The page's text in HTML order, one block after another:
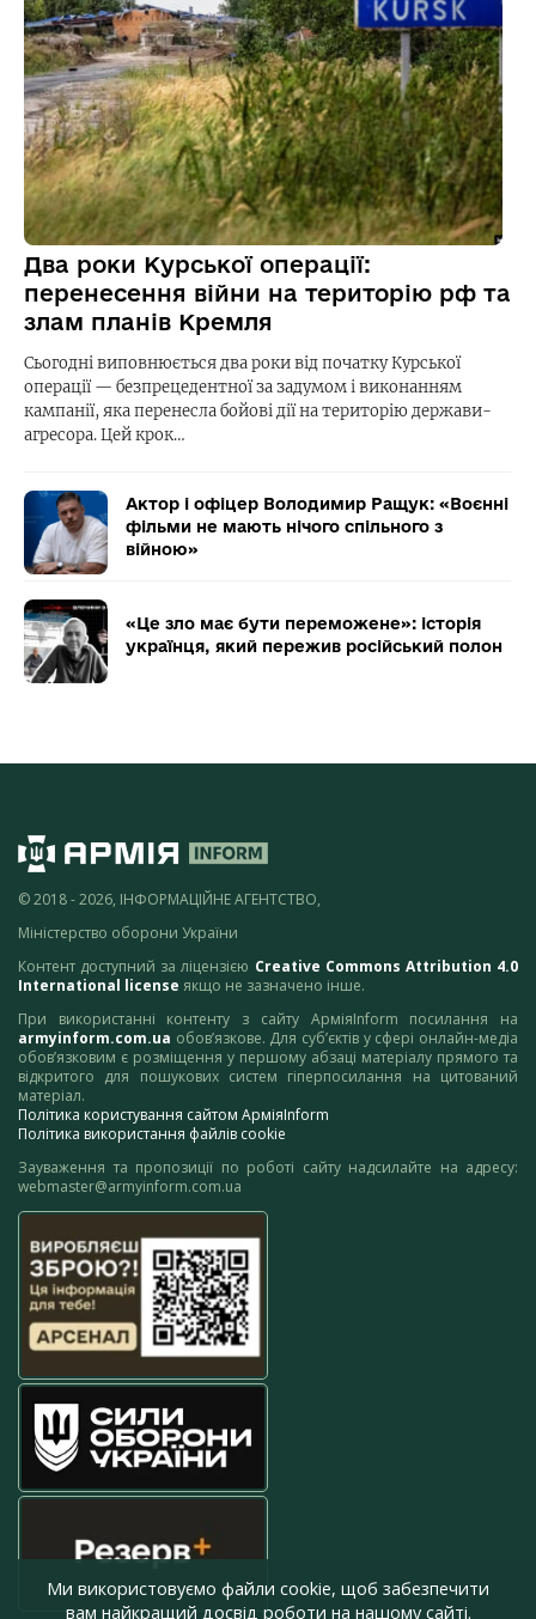
Два роки Курської операції:
перенесення війни на територію рф та
злам планів Кремля
Сьогодні виповнюється два роки від початку Курської
операції — безпрецедентної за задумом і виконанням
кампанії, яка перенесла бойові дії на територію держави-
агресора. Цей крок…
Актор і офіцер Володимир Ращук: «Воєнні
фільми не мають нічого спільного з
війною»
«Це зло має бути переможене»: історія
українця, який пережив російський полон
© 2018 - 2026, ІНФОРМАЦІЙНЕ АГЕНТСТВО,
Міністерство оборони України
Контент доступний за ліцензією Creative Commons Attribution 4.0
International license якщо не зазначено інше.
При використанні контенту з сайту АрміяInform посилання на
armyinform.com.ua обов’язкове. Для суб’єктів у сфері онлайн-медіа
обов’язковим є розміщення у першому абзаці матеріалу прямого та
відкритого для пошукових систем гіперпосилання на цитований
матеріал.
Політика користування сайтом АрміяInform
Політика використання файлів cookie
Зауваження та пропозиції по роботі сайту надсилайте на адресу:
webmaster@armyinform.com.ua
Ми використовуємо файли cookie, щоб забезпечити
вам найкращий досвід роботи на нашому сайті.